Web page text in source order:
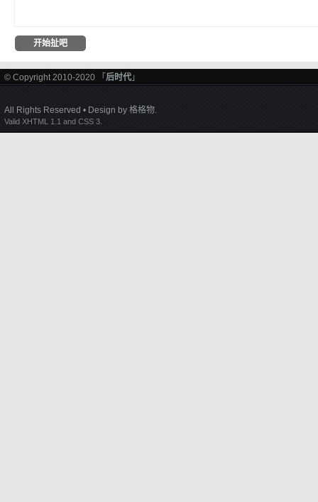
© Copyright 2010-2020 「 后时代 」
All Rights Reserved • Design by 格格物.
Valid XHTML 1.1 and CSS 3.